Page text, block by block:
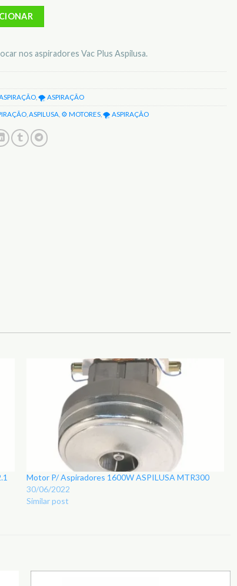
Aspiradores 1600W ASPILUSA MTRVP1.6
nos aspiradores Vac Plus Aspilusa.
🌪️ ASPIRAÇÃO
ASPILUSA ⚙️ MOTORES 🌪️ ASPIRAÇÃO
Motor P/ Aspiradores 1600W ASPILUSA MTR300
30/06/2022
Similar post